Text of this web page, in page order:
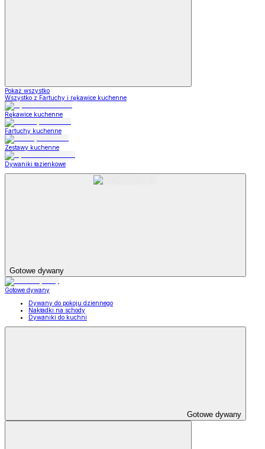
Pokaż wszystko
Wszystko z Fartuchy i rękawice kuchenne
Rękawice kuchenne
Fartuchy kuchenne
Zestawy kuchenne
Dywaniki łazienkowe
Gotowe dywany
Gotowe dywany
Dywany do pokoju dziennego
Nakładki na schody
Dywaniki do kuchni
Gotowe dywany